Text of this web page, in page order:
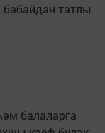
татлы
балаларга